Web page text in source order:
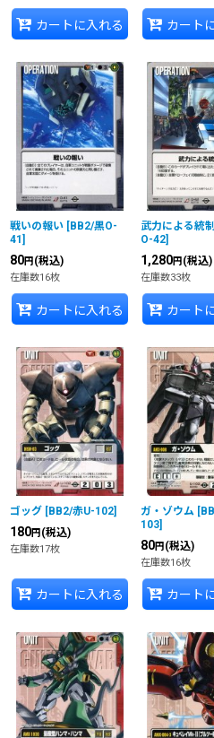
カートに入れる カート
戦いの報い [BB2/黒O-
41 ]
80円 (税込)
在庫数16枚
カートに入れる
武力による統制
O-42]
1,280円 (税込)
在庫数33枚
カート
ゴッグ [BB2/赤U-102]
180円 (税込)
在庫数17枚
カートに入れる
ガ・ゾウム [
103]
80円 (税込)
在庫数16枚
カート